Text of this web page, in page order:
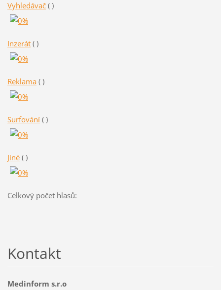
Vyhledávač ( )
Inzerát ( )
Reklama ( )
Surfování ( )
Jiné ( )
Celkový počet hlasů:
Kontakt
Medinform s.r.o